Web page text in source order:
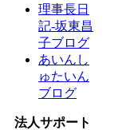
理事長日
記-坂東昌
子ブログ
あいんし
ゅたいん
ブログ
法人サポート